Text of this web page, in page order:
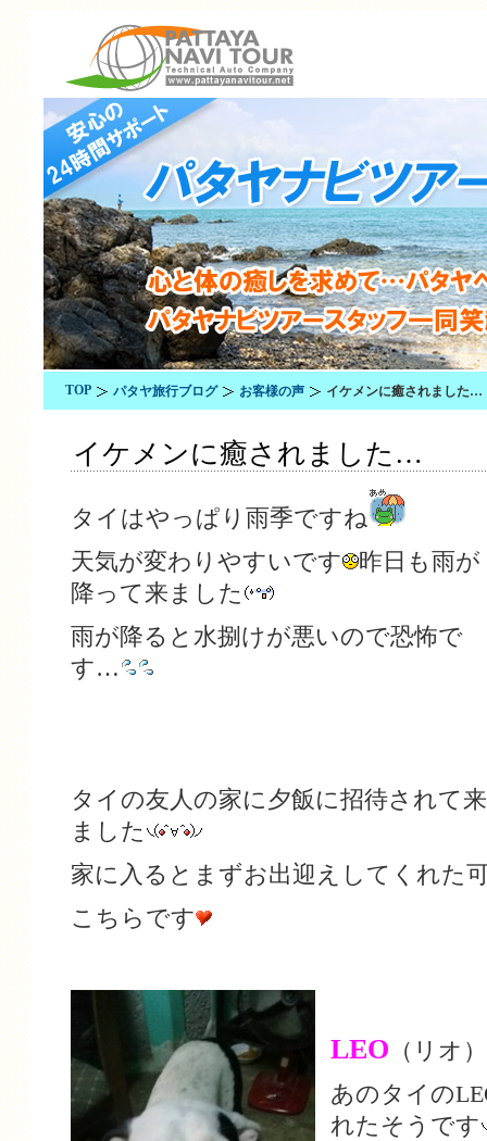
TOP パタヤ旅行ブログ お客様の声 イケメンに癒されました…
イケメンに癒されました…
タイはやっぱり雨季ですね
天気が変わりやすいです
昨日も雨が
降って来ました
雨が降ると水捌けが悪いので恐怖で
す…
タイの友人の家に夕飯に招待されて来
ました
家に入るとまずお出迎えしてくれた
こちらです
LEO （リオ
あのタイの
れたそうです